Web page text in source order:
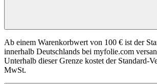
Ab einem Warenkorbwert von 100 € ist der
innerhalb Deutschlands bei myfolie.com
Unterhalb dieser Grenze kostet der Standard-
MwSt.